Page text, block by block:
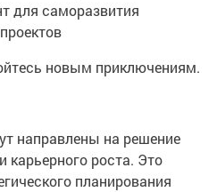
для саморазвития
новым приключениям.
направлены на решение
роста. Это
планирования